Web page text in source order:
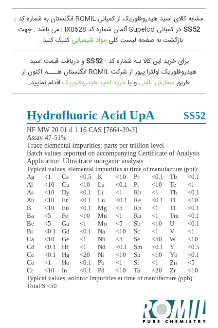
مشابه کالای اسید هیدروفلوریک از کمپانی ROMIL انگلستان به شماره کد :
SS52
در کمپانی Supelco آلمان شماره کد HX0628 می باشد . جهت
بازگشت به صفحه لیست کلی مواد شیمیایی کلیک کنید .
برای خرید این کالا بـه شماره کد :SS52و دریافت قیمت اسید
هیدروفلوریک اولترا پیور از شرکت ROMIL انگلستان هــــم اکنون از
طریق سفارش تلفنی و یاخرید اسید هیدروفلوریک اقدام نمایید.
Hydrofluoric Acid UpA SS52
HF MW 20.01 d 1.16 CAS [7664-39-3]
Assay 47-51%
Trace elemental impurities: parts per trillion level
Batch values reported on accompanying Certificate of Analysis
Application: Ultra trace inorganic analysis
Typical values, elemental impurities at time of manufacture (ppt):
Ag
<1 Cs <0.5 K <10 Pr <0.1 Tb
<0.1
Al
<10 Cu <10 La <0.1 Pt <10 Te
<1
As
<10 Dy <0.1 Li <1 Rb <1 Th
<0.1
Au
<10 Er <0.1 Lu <0.1 Re <0.1 Ti
<10
B
<10 Eu <0.1 Mg <5 Rh <1 Tl
<0.1
Ba
<5 Fe <10 Mn <1 Ru <1 Tm
<0.1
Be
<5 Ga <1 Mo <5 Sb <10 U
<0.1
Bi
<0.1 Gd <0.1 Na <10 Sc <1 V
<1
Ca
<10 Ge <1 Nb <5 Se <50 W
<10
Cd
<0.1 Hf <1 Nd <0.1 Sm <0.1 Y
<0.5
Ce
<0.1 Hg <20 Ni <10 Sn <10 Yb
<0.1
Co
<1 Ho <0.1 Pb <1 Sr <1 Zn
<5
Cr
<10 In <0.1 Pd <10 Ta <20 Zr
<10
Typical values, anionic impurities at time of manufacture (ppb):
Total S <50